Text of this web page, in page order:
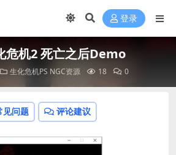
登录
危机2 死亡之后Demo
生化危机PS NGC资源 18 0
见问题 评论建议